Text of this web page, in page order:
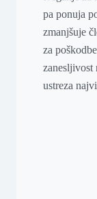
pa ponuja
zmanjšuje
za
zanesljivost
ustreza